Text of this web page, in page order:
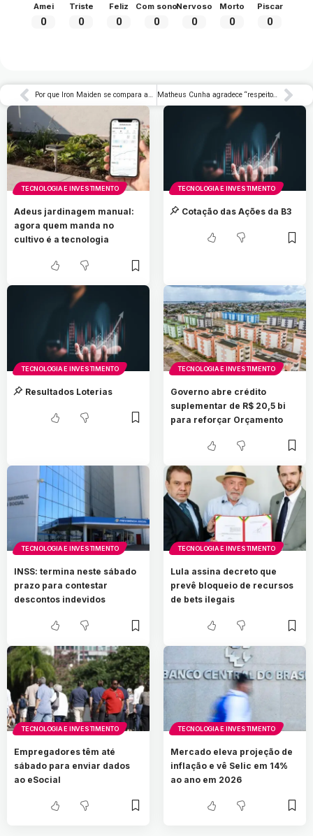
Amei
0
Triste
0
Feliz
0
Com sono
0
Nervoso
0
Morto
0
Piscar
0
Por que Iron Maiden se compara ao serviço militar, segundo Bruce Dickinson Matheus Cunha agradece “respeito” ao Brasil, mas rechaça favoritismo
TECNOLOGIA E INVESTIMENTO
Adeus jardinagem manual:
agora quem manda no
cultivo é a tecnologia
TECNOLOGIA E INVESTIMENTO
Cotação das Ações da B3
TECNOLOGIA E INVESTIMENTO
Resultados Loterias
TECNOLOGIA E INVESTIMENTO
Governo abre crédito
suplementar de R$ 20,5 bi
para reforçar Orçamento
TECNOLOGIA E INVESTIMENTO
INSS: termina neste sábado
prazo para contestar
descontos indevidos
TECNOLOGIA E INVESTIMENTO
Lula assina decreto que
prevê bloqueio de recursos
de bets ilegais
TECNOLOGIA E INVESTIMENTO
Empregadores têm até
sábado para enviar dados
ao eSocial
TECNOLOGIA E INVESTIMENTO
Mercado eleva projeção de
inflação e vê Selic em 14%
ao ano em 2026